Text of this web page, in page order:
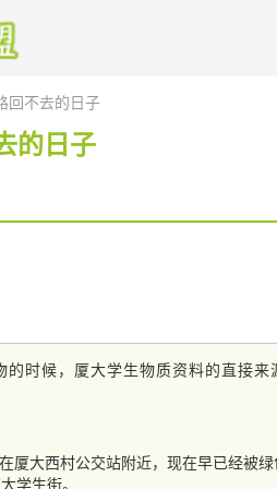
回不去的日子
的日子
时候，厦大学生物质资料的直接来
大西村公交站附近，现在早已经被
学生街。